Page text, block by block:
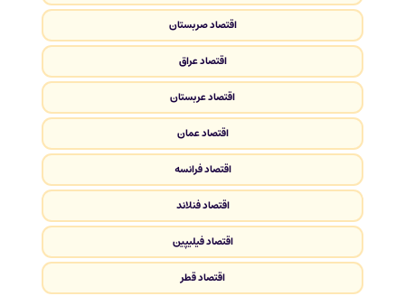
اقتصاد صربستان
اقتصاد عراق
اقتصاد عربستان
اقتصاد عمان
اقتصاد فرانسه
اقتصاد فنلاند
اقتصاد فیلیپین
اقتصاد قطر